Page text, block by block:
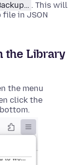
. This will
file in JSON
the Library
the menu
click the